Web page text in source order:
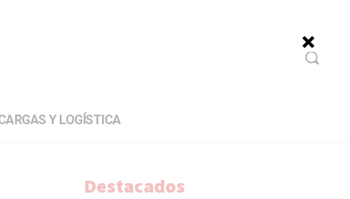
Y LOGÍSTICA
Destacados